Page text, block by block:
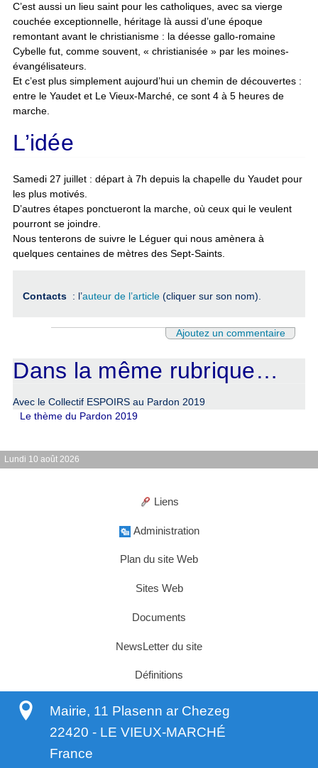
C’est aussi un lieu saint pour les catholiques, avec sa vierge
couchée exceptionnelle, héritage là aussi d’une époque
remontant avant le christianisme : la déesse gallo-romaine
Cybelle fut, comme souvent, « christianisée » par les moines-
évangélisateurs.
Et c’est plus simplement aujourd’hui un chemin de découvertes :
entre le Yaudet et Le Vieux-Marché, ce sont 4 à 5 heures de
marche.
L’idée
Samedi 27 juillet : départ à 7h depuis la chapelle du Yaudet pour
les plus motivés.
D’autres étapes ponctueront la marche, où ceux qui le veulent
pourront se joindre.
Nous tenterons de suivre le Léguer qui nous amènera à
quelques centaines de mètres des Sept-Saints.
Contacts : l’auteur de l’article(cliquer sur son nom).
Ajoutez un commentaire
Dans la même rubrique…
Avec le Collectif ESPOIRS au Pardon 2019
Le thème du Pardon 2019
Lundi 10 août 2026
Liens
Administration
Plan du site Web
Sites Web
Documents
NewsLetter du site
Définitions
Mairie, 11 Plasenn ar Chezeg
22420 - LE VIEUX-MARCHÉ
France